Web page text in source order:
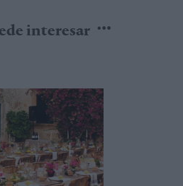
interesar